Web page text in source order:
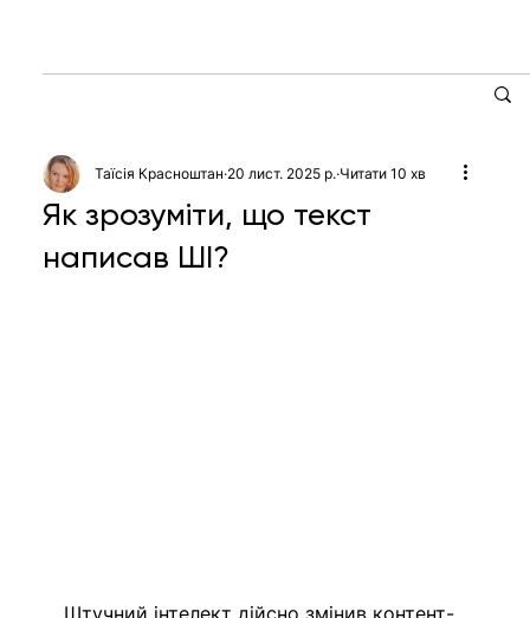
Як зрозуміти, що текст
написав ШІ?
Таїсія Красноштан 20 лист. 2025 р. Читати 10 хв